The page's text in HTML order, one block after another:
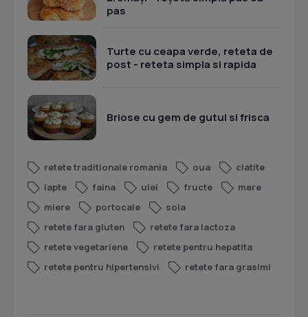
pas
Turte cu ceapa verde, reteta de
post - reteta simpla si rapida
Briose cu gem de gutui si frisca
retete traditionale romania oua
clatite
lapte
faina ulei fructe
mere
miere
portocale
soia
retete fara gluten
retete fara lactoza
retete vegetariene
retete pentru hepatita
retete pentru hipertensivi
retete fara grasimi